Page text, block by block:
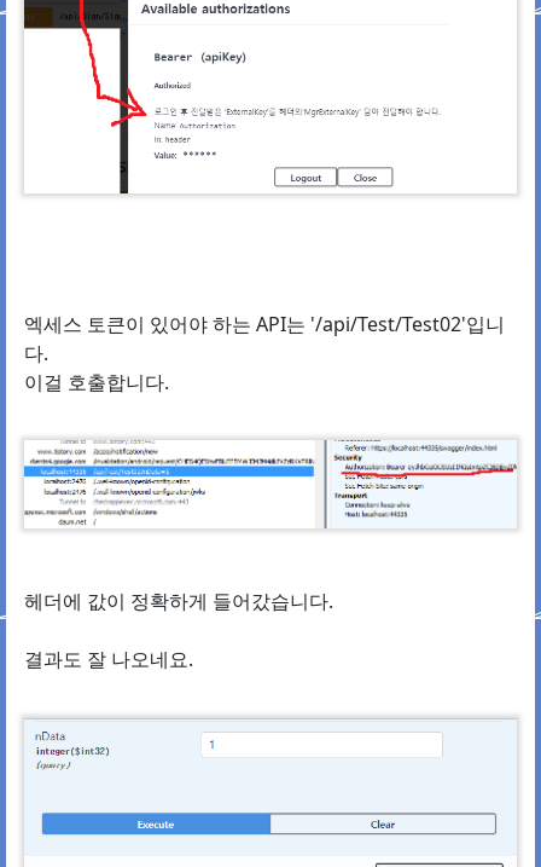
엑세스 토큰이 있어야 하는 API는 '/api/Test/Test02'입니
다.
이걸 호출합니다.
헤더에 값이 정확하게 들어갔습니다.
결과도 잘 나오네요.